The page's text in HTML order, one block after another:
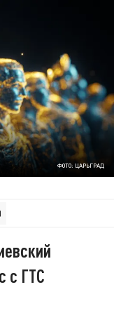
ФОТО: ЦАРЬГРАД
с ГТС